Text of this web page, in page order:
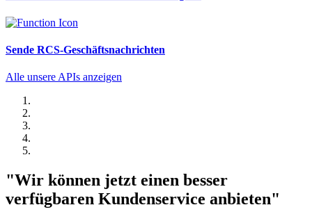
Sende RCS-Geschäftsnachrichten
Alle unsere APIs anzeigen
"Wir können jetzt einen besser
verfügbaren Kundenservice anbieten"